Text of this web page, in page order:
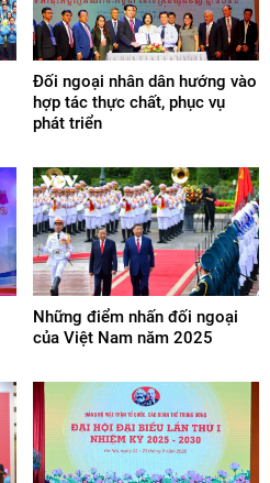
Đối ngoại nhân dân hướng vào
hợp tác thực chất, phục vụ
phát triển
Những điểm nhấn đối ngoại
của Việt Nam năm 2025